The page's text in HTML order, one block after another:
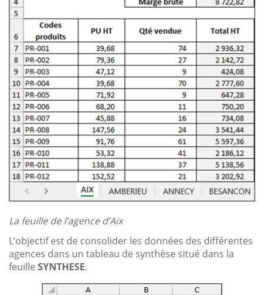
La feuille de l’agence d’Aix
L’objectif est de consolider les données des différentes
agences dans un tableau de synthèse situé dans la
feuille SYNTHESE.